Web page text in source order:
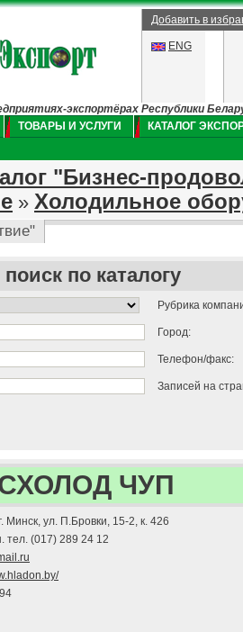
Добавить в
ENG
экспортёрах Республики
ТОВАРЫ И УСЛУГИ
КАТАЛОГ
"Бизнес-
» Холодильное
по каталогу
Рубрика
Город:
Телефон/факс:
Записей на
ЧУП
Минск, ул. П.Бровки, 15-2, к. 426
тел. (017) 289 24 12